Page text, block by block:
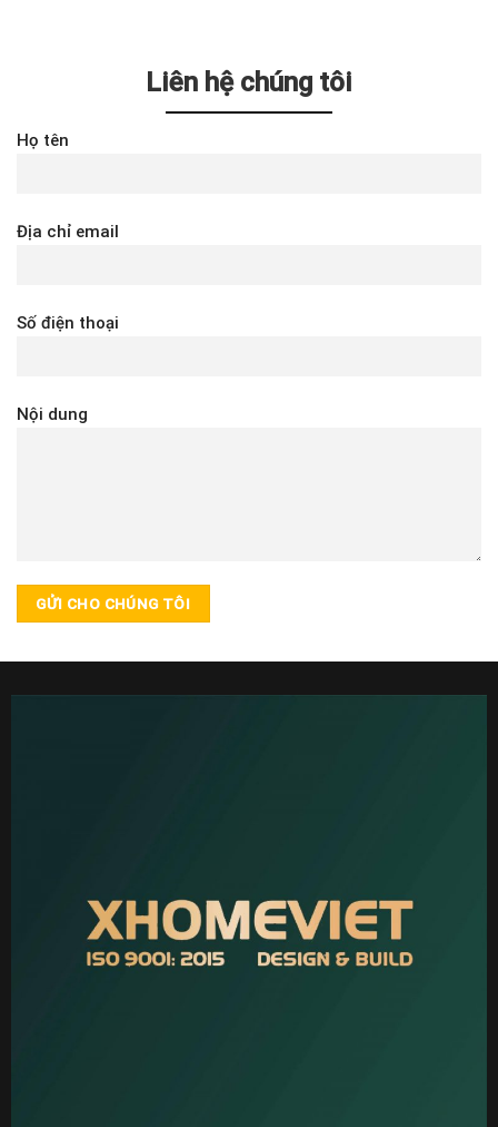
Liên hệ chúng tôi
Họ tên
Địa chỉ email
Số điện thoại
Nội dung